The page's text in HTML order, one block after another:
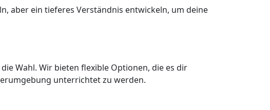
aber ein tieferes Verständnis entwickeln, um deine
Wahl. Wir bieten flexible Optionen, die es dir
unterrichtet zu werden.